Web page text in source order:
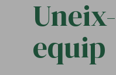
equip